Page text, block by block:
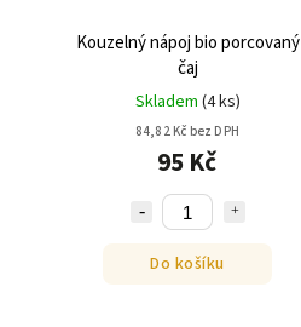
Kouzelný nápoj bio porcovaný
čaj
Skladem (4 ks)
84,82 Kč bez DPH
95 Kč
Do košíku